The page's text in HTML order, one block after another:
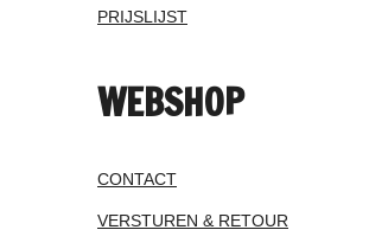
PRIJSLIJST
WEBSHOP
CONTACT
VERSTUREN & RETOUR